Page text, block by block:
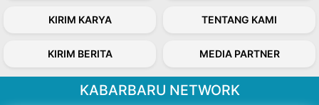
KIRIM KARYA TENTANG KAMI
KIRIM BERITA MEDIA PARTNER
KABARBARU NETWORK